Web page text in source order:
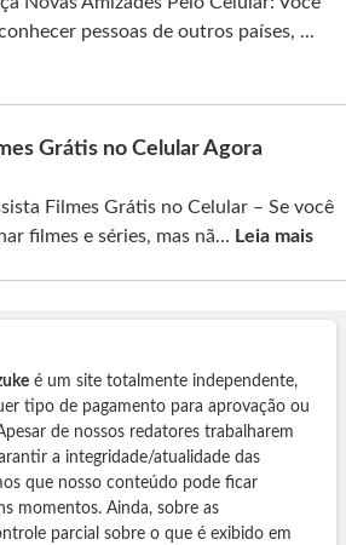
pessoas de outros países, ...
Grátis no Celular Agora
Filmes Grátis no Celular – Se você
filmes e séries, mas nã... Leia mais
é um site totalmente independente,
tipo de pagamento para aprovação ou
de nossos redatores trabalharem
a integridade/atualidade das
que nosso conteúdo pode ficar
momentos. Ainda, sobre as
parcial sobre o que é exibido em